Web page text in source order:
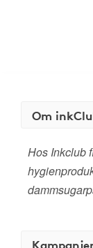
Om
Hos Inkclub